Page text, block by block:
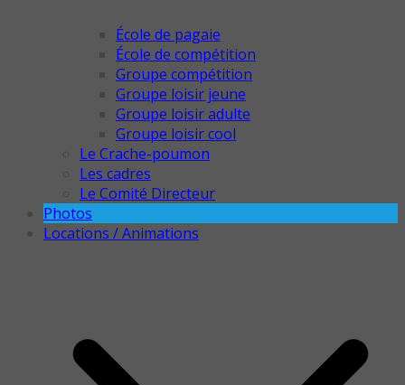
École de pagaie
École de compétition
Groupe compétition
Groupe loisir jeune
Groupe loisir adulte
Groupe loisir cool
Le Crache-poumon
Les cadres
Le Comité Directeur
Photos
Locations / Animations